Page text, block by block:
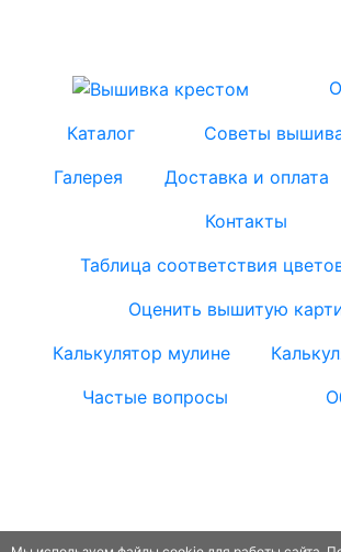
Каталог
Советы
Галерея
Доставка и оплата
Контакты
Таблица соответствия
Оценить вышитую
Калькулятор мулине
Частые вопросы
Vishivka-krestom.ru